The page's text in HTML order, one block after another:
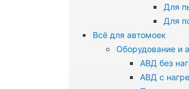
Для
Для
Всё для автомоек
Оборудование и
АВД без
АВД с